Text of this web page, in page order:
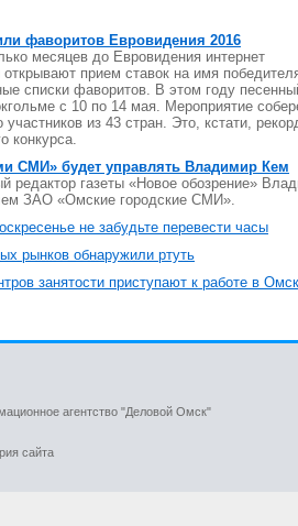
фаворитов Евровидения 2016
месяцев до Евровидения интернет
открывают прием ставок на имя
списки фаворитов. В этом году
с 10 по 14 мая. Мероприятие
из 43 стран. Это, кстати,
конкурса.
СМИ» будет управлять Владимир Кем
редактор газеты «Новое обозрение»
ЗАО «Омские городские СМИ».
не забудьте перевести часы
рынков обнаружили ртуть
занятости приступают к работе в
агентство "Деловой Омск"
сайта